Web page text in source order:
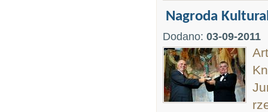
Nagroda
Dodano: 03-09-2011